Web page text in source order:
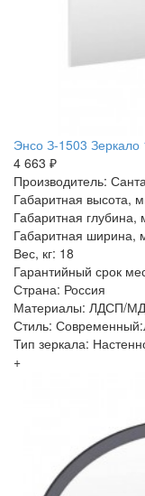
Энсо З-1503
4 663 ₽
Производитель:
Габаритная высота,
Габаритная глубина,
Габаритная ширина,
Вес, кг: 18
Гарантийный срок
Страна: Россия
Материалы: ЛДСП/
Стиль:
Тип зеркала:
+